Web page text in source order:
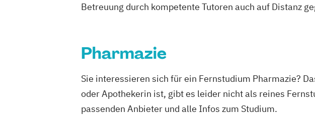
Betreuung durch kompetente Tutoren auch auf Distanz
Pharmazie
Sie interessieren sich für ein Fernstudium Pharmazie?
oder Apothekerin ist, gibt es leider nicht als reines
passenden Anbieter und alle Infos zum Studium.